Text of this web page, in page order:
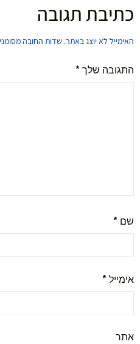
כתיבת תגובה
האימייל לא יוצג באתר. שדות החובה
התגובה שלך*
שם *
אימייל*
אתר